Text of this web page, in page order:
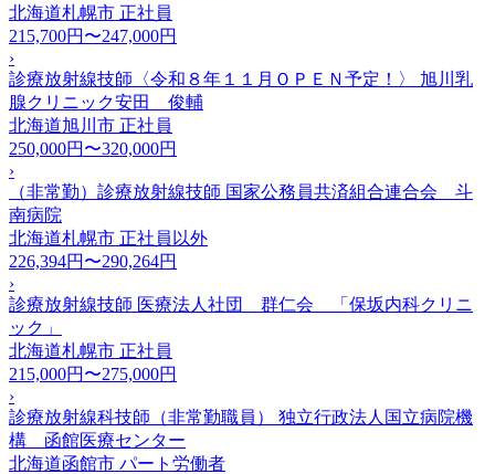
北海道札幌市 正社員
215,700円〜247,000円
›
診療放射線技師〈令和８年１１月ＯＰＥＮ予定！〉 旭川乳
腺クリニック安田 俊輔
北海道旭川市 正社員
250,000円〜320,000円
›
（非常勤）診療放射線技師 国家公務員共済組合連合会 斗
南病院
北海道札幌市 正社員以外
226,394円〜290,264円
›
診療放射線技師 医療法人社団 群仁会 「保坂内科クリニ
ック」
北海道札幌市 正社員
215,000円〜275,000円
›
診療放射線科技師（非常勤職員） 独立行政法人国立病院機
構 函館医療センター
北海道函館市 パート労働者